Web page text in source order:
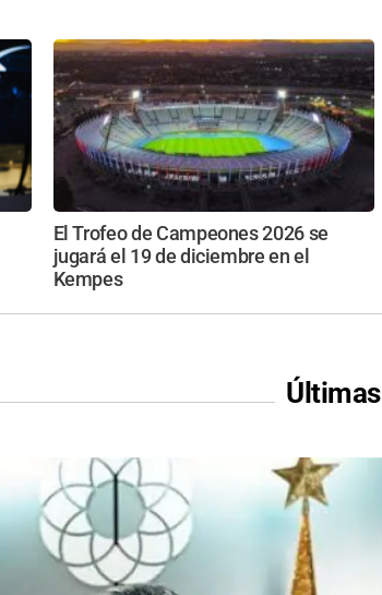
El Trofeo de Campeones 2026 se
jugará el 19 de diciembre en el
Kempes
Últimas